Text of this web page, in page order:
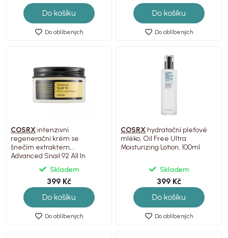
Do košíku
Do oblíbených
Do košíku
Do oblíbených
COSRXintenzivní
regenerační krém se
šnečím extraktem,
Advanced Snail 92 All In
Skladem
399 Kč
Do košíku
Do oblíbených
COSRX hydratační pleťové
mléko, Oil Free Ultra
Moisturizing Lotion, 100ml
Skladem
399 Kč
Do košíku
Do oblíbených